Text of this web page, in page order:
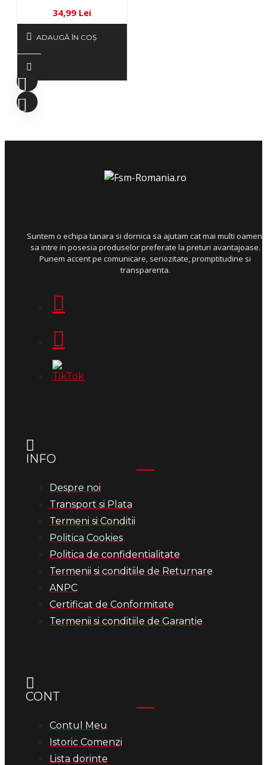
34,99 Lei
ADAUGĂ ÎN COŞ
Suntem o echipa tanara si dornica sa ajutam cat mai multi oameni
sa intre in posesia produselor preferate la preturi avantajoase.
Punem accent pe comunicare, seriozitate, promptitudine si
transparenta.
INFO
Despre noi
Transport si Plata
Termeni si Conditii
Politica Cookies
Politica de confidentialitate
Termenii si conditiile de Returnare
ANPC
Certificat de Conformitate
Termenii si conditiile de Garantie
CONT
Contul Meu
Istoric Comenzi
Lista dorinte